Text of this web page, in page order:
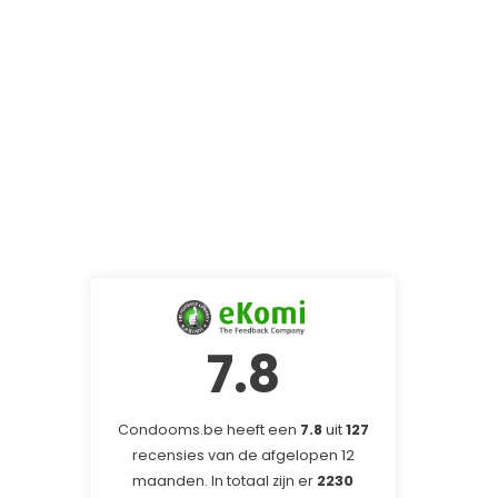
7.8
Condooms.be heeft een 7.8uit127
recensies van de afgelopen 12
maanden. In totaal zijn er 2230